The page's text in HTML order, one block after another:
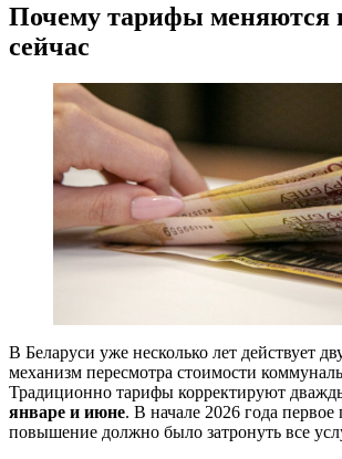
Почему тарифы меняются
сейчас
В Беларуси уже несколько лет действует
механизм пересмотра стоимости
Традиционно тарифы корректируют
январе и июне. В начале 2026 года первое
повышение должно было затронуть все